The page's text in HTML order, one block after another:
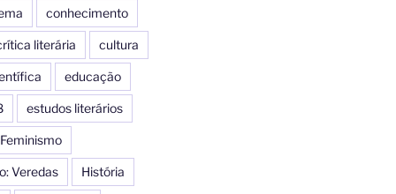
conhecimento
literária cultura
educação
estudos literários
Feminismo
Veredas História